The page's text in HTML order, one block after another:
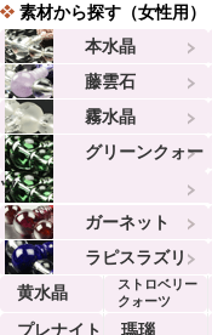
素材から探す（女性用）
本水晶
藤雲石
霧水晶
グリーンクォー
ツ
ガーネット
ラピスラズリ
黄水晶
ストロベリー
クォーツ
プレナイト
瑪瑙